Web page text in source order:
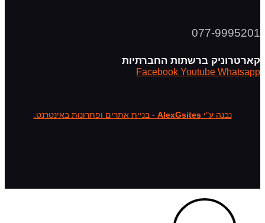
077-9995201
קארטרוניק ברשתות החברתיות
Facebook Youtube Whatsapp
נבנה ע"יAlexGsites - בניית אתרים ופתרונות באינטרנט.